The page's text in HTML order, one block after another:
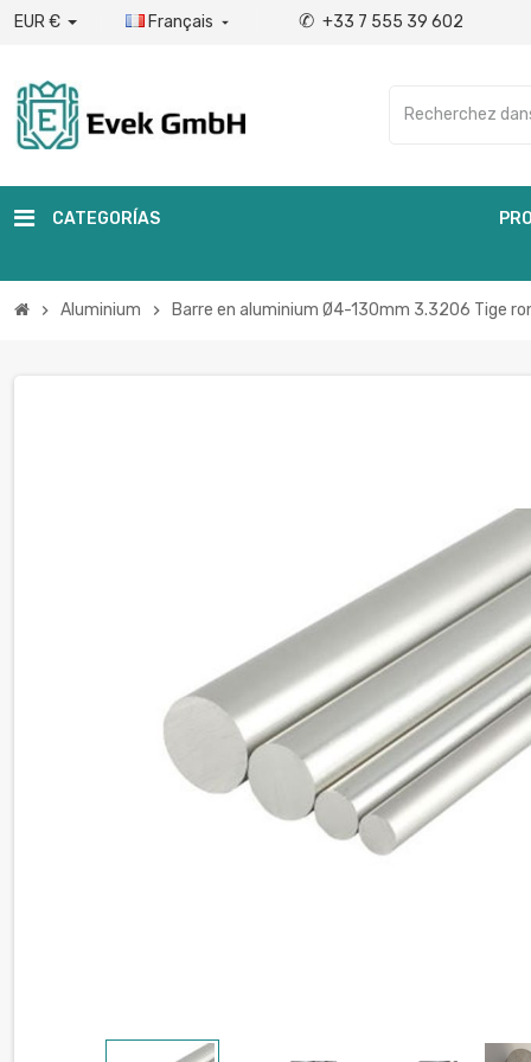
EUR € Français  ✆ +33 7 555 39 602
CATEGORÍAS
chevron_right Aluminium chevron_right Barre en aluminium Ø4-130mm 3.3206 Tige